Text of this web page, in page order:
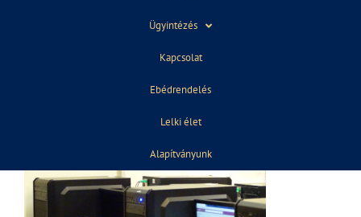
Ügyintézés
Kapcsolat
Ebédrendelés
Lelki élet
Alapítványunk